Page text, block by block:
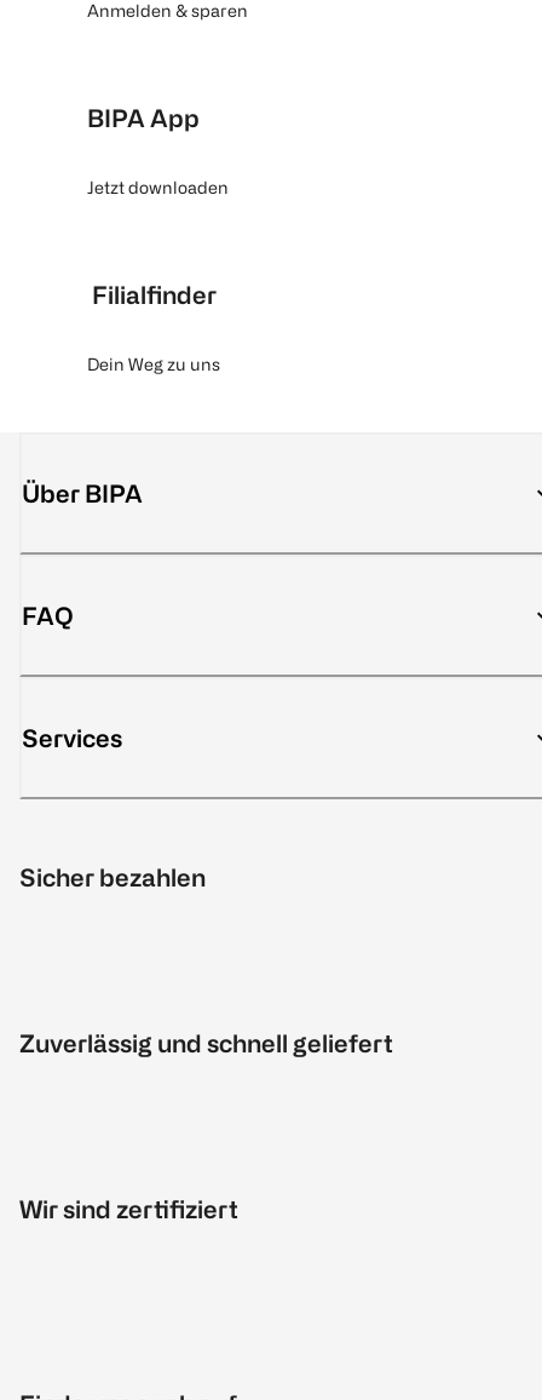
Anmelden & sparen
BIPA App
Jetzt downloaden
Filialfinder
Dein Weg zu uns
Über BIPA
FAQ
Services
Sicher bezahlen
Zuverlässig und schnell geliefert
Wir sind zertifiziert